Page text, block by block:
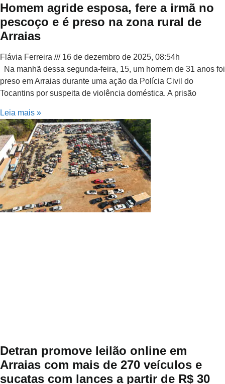
Homem agride esposa, fere a irmã no
pescoço e é preso na zona rural de
Arraias
Flávia Ferreira
16 de dezembro de 2025, 08:54h
Na manhã dessa segunda-feira, 15, um homem de 31 anos foi
preso em Arraias durante uma ação da Polícia Civil do
Tocantins por suspeita de violência doméstica. A prisão
Leia mais »
Detran promove leilão online em
Arraias com mais de 270 veículos e
sucatas com lances a partir de R$ 30